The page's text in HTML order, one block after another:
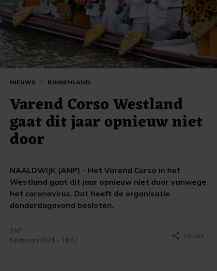
NIEUWS / BINNENLAND
Varend Corso Westland
gaat dit jaar opnieuw niet
door
NAALDWIJK (ANP) - Het Varend Corso in het
Westland gaat dit jaar opnieuw niet door vanwege
het coronavirus. Dat heeft de organisatie
donderdagavond besloten.
ANP
5 februari 2021 - 14:42
share DELEN